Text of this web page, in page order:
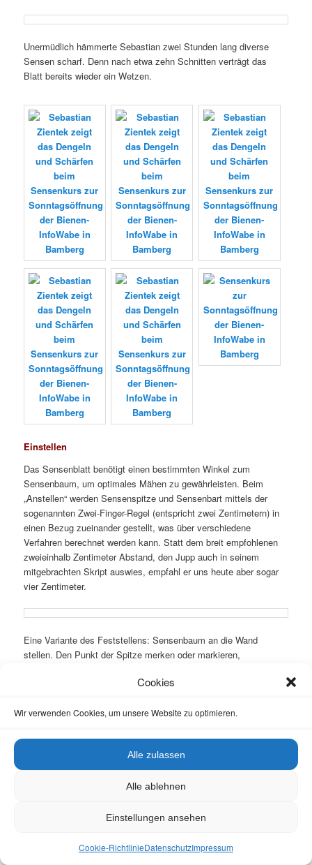
Cookies
Wir verwenden Cookies, um unsere Website zu optimieren.
Alle zulassen
Alle ablehnen
Einstellungen ansehen
Cookie-RichtlinieDatenschutzImpressum
Unermüdlich hämmerte Sebastian zwei Stunden lang diverse
Sensen scharf. Denn nach etwa zehn Schnitten verträgt das
Blatt bereits wieder ein Wetzen.
Einstellen
Das Sensenblatt benötigt einen bestimmten Winkel zum
Sensenbaum, um optimales Mähen zu gewährleisten. Beim
„Anstellen“ werden Sensenspitze und Sensenbart mittels der
sogenannten Zwei-Finger-Regel (entspricht zwei Zentimetern) in
einen Bezug zueinander gestellt, was über verschiedene
Verfahren berechnet werden kann. Statt dem breit empfohlenen
zweieinhalb Zentimeter Abstand, den Jupp auch in seinem
mitgebrachten Skript auswies, empfahl er uns heute aber sogar
vier Zentimeter.
Eine Variante des Feststellens: Sensenbaum an die Wand
stellen. Den Punkt der Spitze merken oder markieren,
Merkpunktes erreicht sind, dann Schrauben fest anziehen.
Für Linkshänder sind Sensenblätter eher schwierig zu finden.